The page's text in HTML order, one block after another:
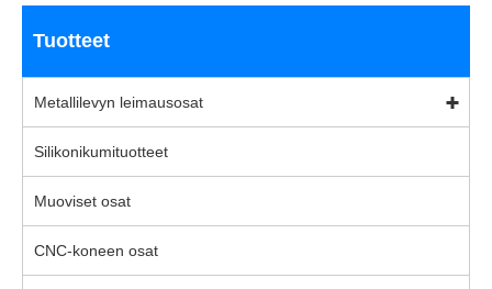
Tuotteet
Metallilevyn leimausosat
Silikonikumituotteet
Muoviset osat
CNC-koneen osat